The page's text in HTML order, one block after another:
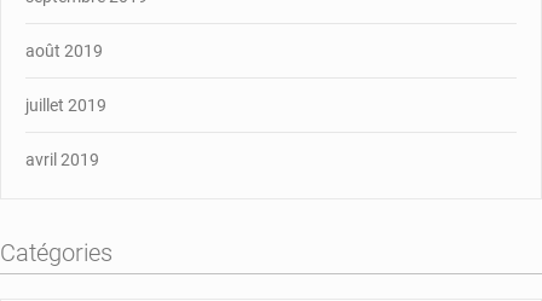
août 2019
juillet 2019
avril 2019
Catégories